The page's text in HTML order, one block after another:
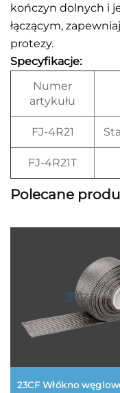
kończyn dolnych i
łączącym,
protezy.
Specyfikacje:
Numer
artykułu
FJ-4R21
FJ-4R21T
Polecane
23CF Włókno